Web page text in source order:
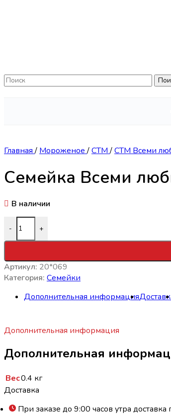
Главная/ Мороженое/СТМ/CТМ Всеми
Семейка Всеми
В наличии
-
Количество товара Семейка Всеми
+
Артикул: 20*069
Категория: Семейки
Дополнительная информация
Дополнительная информация
Дополнительная
Вес0.4 кг
Доставка
При заказе до 9:00 часов утра